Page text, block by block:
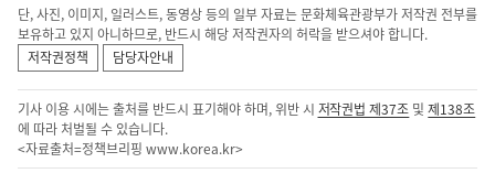
단, 사진, 이미지, 일러스트, 동영상 등의 일부 자료는 문화체육관광부가 저작권 전부를
보유하고 있지 아니하므로, 반드시 해당 저작권자의 허락을 받으셔야 합니다.
저작권정책
담당자안내
기사 이용 시에는 출처를 반드시 표기해야 하며, 위반 시 저작권법 제37조 및제138조
에 따라 처벌될 수 있습니다.
<자료출처=정책브리핑 www.korea.kr>